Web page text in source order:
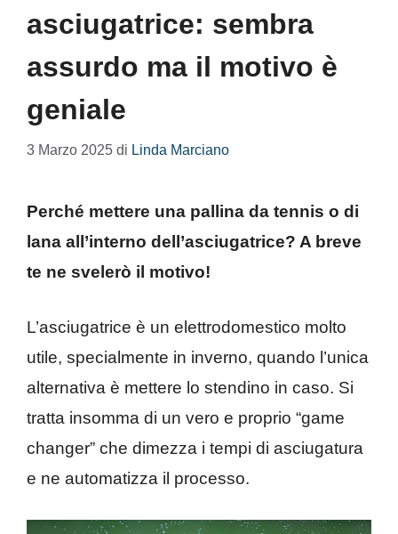
asciugatrice: sembra
assurdo ma il motivo è
geniale
3 Marzo 2025 di Linda Marciano
Perché mettere una pallina da tennis o di
lana all’interno dell’asciugatrice? A breve
te ne svelerò il motivo!
L’asciugatrice è un elettrodomestico molto
utile, specialmente in inverno, quando l’unica
alternativa è mettere lo stendino in caso. Si
tratta insomma di un vero e proprio “game
changer” che dimezza i tempi di asciugatura
e ne automatizza il processo.